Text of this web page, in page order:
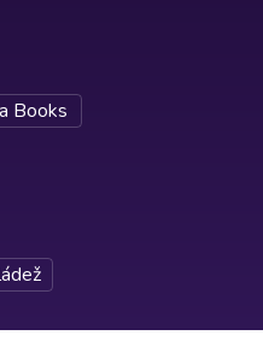
Books